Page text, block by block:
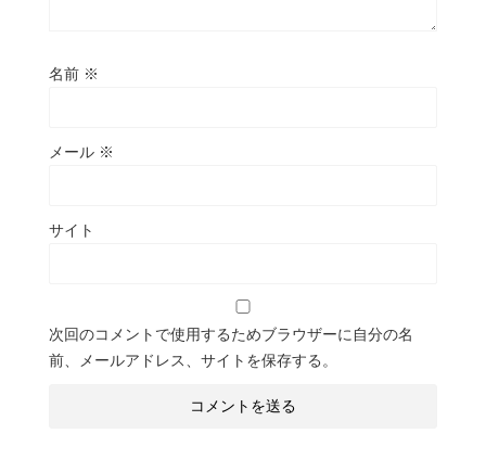
名前 ※
メール ※
サイト
次回のコメントで使用するためブラウザーに自分の名
前、メールアドレス、サイトを保存する。